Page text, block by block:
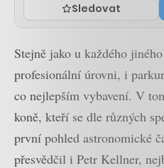
Sledovat
Stejně jako u každého
profesionální úrovni, i
co nejlepším vybavení. V
koně, kteří se dle různých
první pohled astronomické
přesvědčil i Petr Kellner,